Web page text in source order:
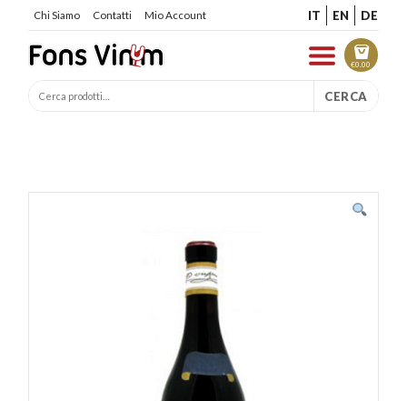
Chi Siamo Contatti Mio Account IT EN DE
€0.00
CERCA